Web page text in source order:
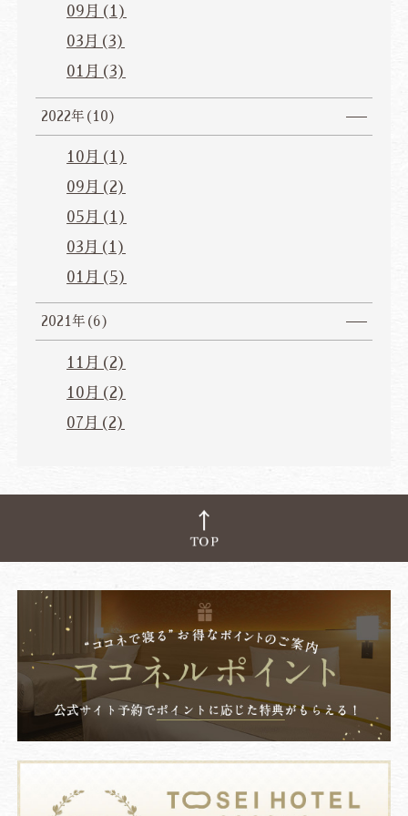
09月(1)
03月(3)
01月(3)
2022年(10)
10月(1)
09月(2)
05月(1)
03月(1)
01月(5)
2021年(6)
11月(2)
10月(2)
07月(2)